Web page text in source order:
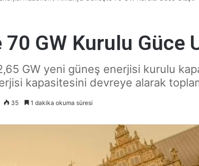
GW Kurulu Güce
GW yeni güneş enerjisi kurulu
kapasitesini devreye alarak
35 1 dakika okuma süresi